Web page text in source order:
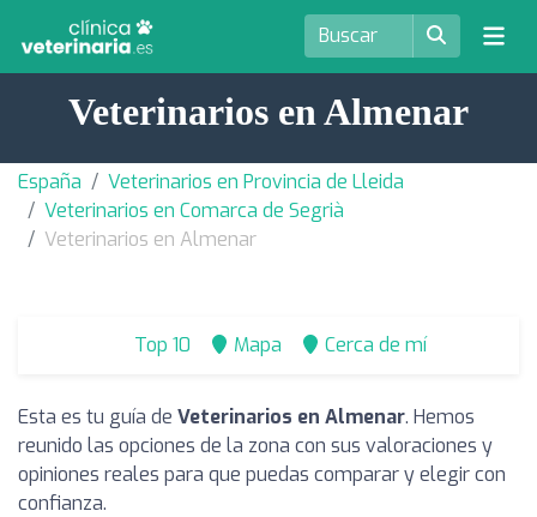
Veterinarios en Almenar
España
Veterinarios en Provincia de Lleida
Veterinarios en Comarca de Segrià
Veterinarios en Almenar
Top 10 Mapa Cerca de mí
Esta es tu guía de Veterinarios en Almenar. Hemos
reunido las opciones de la zona con sus valoraciones y
opiniones reales para que puedas comparar y elegir con
confianza.